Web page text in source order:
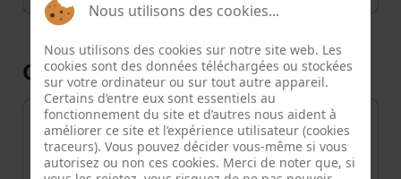
Carte
+
−
Nous utilisons des cookies...
Nous utilisons des cookies sur notre site web. Les
cookies sont des données téléchargées ou stockées
sur votre ordinateur ou sur tout autre appareil.
Certains d’entre eux sont essentiels au
fonctionnement du site et d’autres nous aident à
améliorer ce site et l’expérience utilisateur (cookies
traceurs). Vous pouvez décider vous-même si vous
autorisez ou non ces cookies. Merci de noter que, si